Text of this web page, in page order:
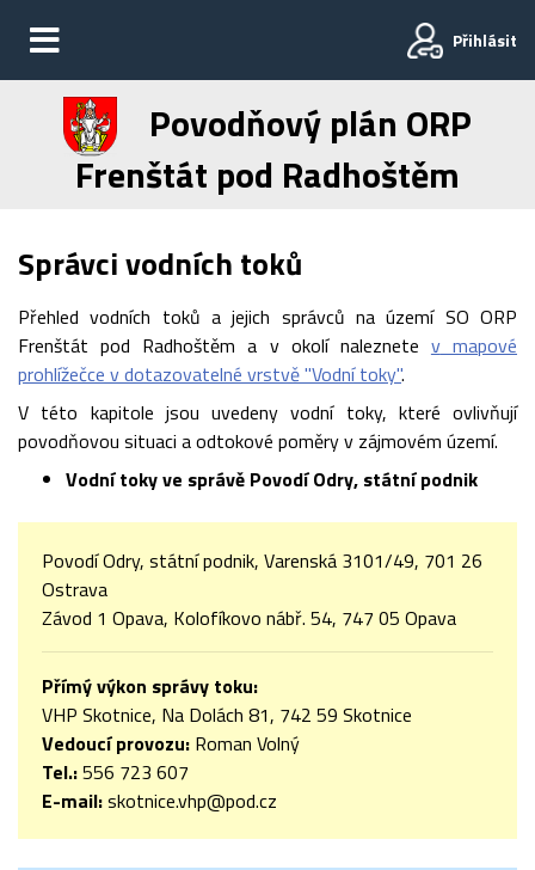
Přihlásit
Povodňový plán ORP
Frenštát pod Radhoštěm
Správci vodních toků
Přehled vodních toků a jejich správců na území SO ORP
Frenštát pod Radhoštěm a v okolí naleznete v mapové
prohlížečce vdotazovatelné vrstvě "Vodní toky".
V této kapitole jsou uvedeny vodní toky, které ovlivňují
povodňovou situaci a odtokové poměry v zájmovém území.
Vodní toky ve správě Povodí Odry, státní podnik
Povodí Odry, státní podnik, Varenská 3101/49, 701 26
Ostrava
Závod 1 Opava, Kolofíkovo nábř. 54, 747 05 Opava
Přímý výkon správy toku:
VHP Skotnice, Na Dolách 81, 742 59 Skotnice
Vedoucí provozu: Roman Volný
Tel.:556 723 607
E-mail:skotnice.vhp@pod.cz